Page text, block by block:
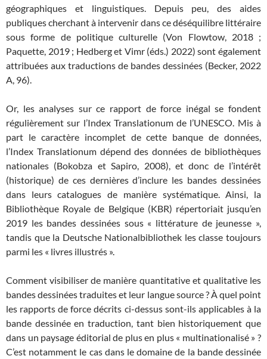
géographiques et linguistiques. Depuis peu, des aides
publiques cherchant à intervenir dans ce déséquilibre littéraire
sous forme de politique culturelle (Von Flowtow, 2018 ;
Paquette, 2019 ; Hedberg et Vimr (éds.) 2022) sont également
attribuées aux traductions de bandes dessinées (Becker, 2022
A, 96).
Or, les analyses sur ce rapport de force inégal se fondent
régulièrement sur l’Index Translationum de l’UNESCO. Mis à
part le caractère incomplet de cette banque de données,
l’Index Translationum dépend des données de bibliothèques
nationales (Bokobza et Sapiro, 2008), et donc de l’intérêt
(historique) de ces dernières d’inclure les bandes dessinées
dans leurs catalogues de manière systématique. Ainsi, la
Bibliothèque Royale de Belgique (KBR) répertoriait jusqu’en
2019 les bandes dessinées sous « littérature de jeunesse »,
tandis que la Deutsche Nationalbibliothek les classe toujours
parmi les « livres illustrés ».
Comment visibiliser de manière quantitative et qualitative les
bandes dessinées traduites et leur langue source ? À quel point
les rapports de force décrits ci-dessus sont-ils applicables à la
bande dessinée en traduction, tant bien historiquement que
dans un paysage éditorial de plus en plus « multinationalisé » ?
C’est notamment le cas dans le domaine de la bande dessinée